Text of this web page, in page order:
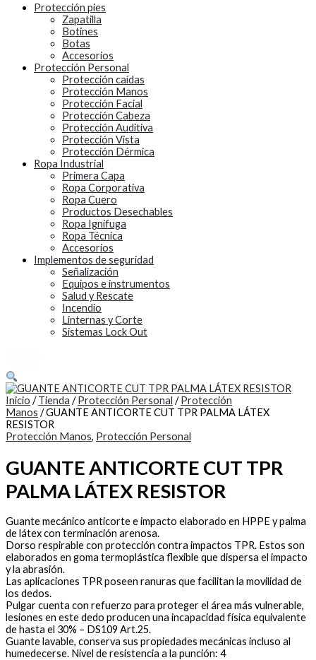
Protección pies
Zapatilla
Botines
Botas
Accesorios
Protección Personal
Protección caídas
Protección Manos
Protección Facial
Protección Cabeza
Protección Auditiva
Protección Vista
Protección Dérmica
Ropa Industrial
Primera Capa
Ropa Corporativa
Ropa Cuero
Productos Desechables
Ropa Ignifuga
Ropa Técnica
Accesorios
Implementos de seguridad
Señalización
Equipos e instrumentos
Salud y Rescate
Incendio
Linternas y Corte
Sistemas Lock Out
Inicio /Tienda /Protección Personal /Protección
Manos / GUANTE ANTICORTE CUT TPR PALMA LÁTEX
RESISTOR
Protección Manos, Protección Personal
GUANTE ANTICORTE CUT TPR
PALMA LÁTEX RESISTOR
Guante mecánico anticorte e impacto elaborado en HPPE y palma
de látex con terminación arenosa.
Dorso respirable con protección contra impactos TPR. Estos son
elaborados en goma termoplástica flexible que dispersa el impacto
y la abrasión.
Las aplicaciones TPR poseen ranuras que facilitan la movilidad de
los dedos.
Pulgar cuenta con refuerzo para proteger el área más vulnerable,
lesiones en este dedo producen una incapacidad física equivalente
de hasta el 30% – DS109 Art.25.
Guante lavable, conserva sus propiedades mecánicas incluso al
humedecerse. Nivel de resistencia a la punción: 4